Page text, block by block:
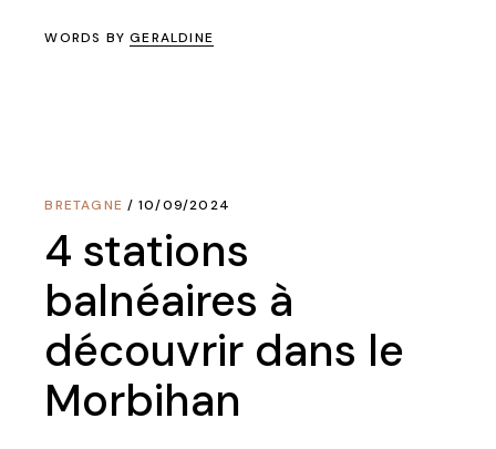
WORDS BYGERALDINE
BRETAGNE 10/09/2024
4 stations
balnéaires à
découvrir dans le
Morbihan